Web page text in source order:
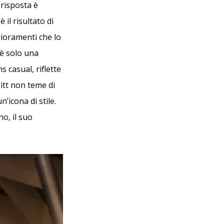
è
il risultato di
che lo
solo una
casual, riflette
non teme di
di stile.
il suo